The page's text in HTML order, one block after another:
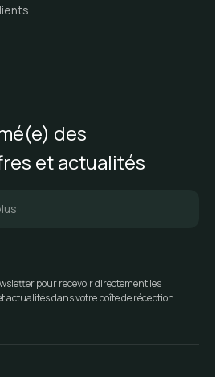
des
et actualités
pour recevoir directement les
actualités dans votre boîte de réception.